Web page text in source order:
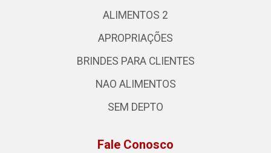
ALIMENTOS 2
APROPRIAÇÕES
BRINDES PARA CLIENTES
NAO ALIMENTOS
SEM DEPTO
Fale Conosco